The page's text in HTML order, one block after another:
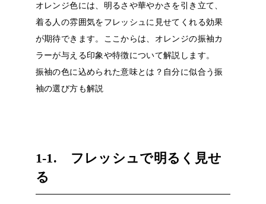
オレンジ色には、明るさや華やかさを引き立て、
着る人の雰囲気をフレッシュに見せてくれる効果
が期待できます。ここからは、オレンジの振袖カ
ラーが与える印象や特徴について解説します。
振袖の色に込められた意味とは？自分に似合う振
袖の選び方も解説
1-1. フレッシュで明るく見せ
る